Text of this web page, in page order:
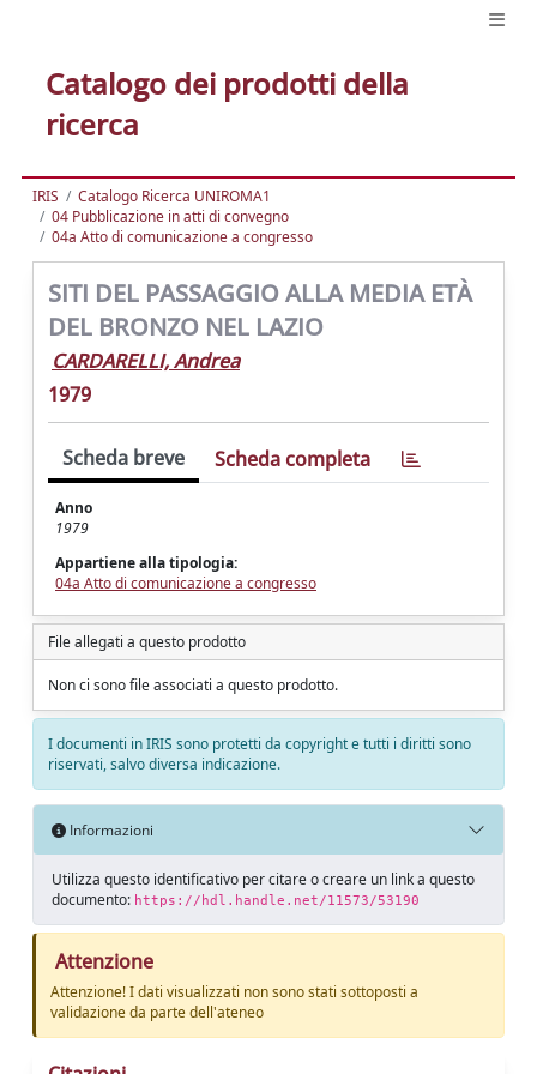
Catalogo dei prodotti della
ricerca
IRIS
Catalogo Ricerca UNIROMA1
04 Pubblicazione in atti di convegno
04a Atto di comunicazione a congresso
SITI DEL PASSAGGIO ALLA MEDIA ETÀ
DEL BRONZO NEL LAZIO
CARDARELLI, Andrea
1979
Scheda breve Scheda completa
Anno
1979
Appartiene alla tipologia:
04a Atto di comunicazione a congresso
File allegati a questo prodotto
Non ci sono file associati a questo prodotto.
I documenti in IRIS sono protetti da copyright e tutti i diritti sono
riservati, salvo diversa indicazione.
Informazioni
Utilizza questo identificativo per citare o creare un link a questo
documento: https://hdl.handle.net/11573/53190
Attenzione
Attenzione! I dati visualizzati non sono stati sottoposti a
validazione da parte dell'ateneo